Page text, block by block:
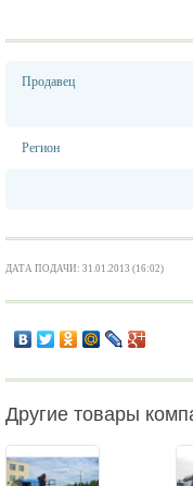
Продавец
Регион
ДАТА ПОДАЧИ: 31.01.2013 (16:02)
Другие товары